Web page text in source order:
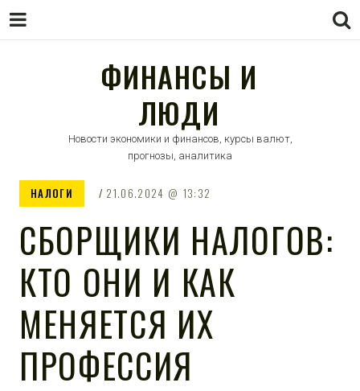
ФИНАНСЫ И
ЛЮДИ
Новости экономики и финансов, курсы валют,
прогнозы, аналитика
НАЛОГИ 21.06.2024 13:32
СБОРЩИКИ НАЛОГОВ:
КТО ОНИ И КАК
МЕНЯЕТСЯ ИХ
ПРОФЕССИЯ